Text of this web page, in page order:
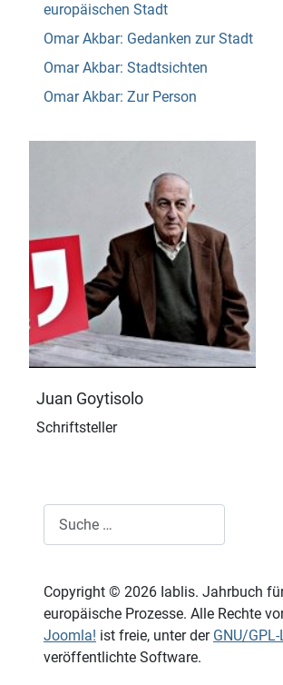
europäischen Stadt
Omar Akbar: Gedanken zur Stadt
Omar Akbar: Stadtsichten
Omar Akbar: Zur Person
Juan Goytisolo
Schriftsteller
Copyright © 2026 Iablis. Jahrbuch
europäische Prozesse. Alle Rechte
Joomla! ist freie, unter der GNU/
veröffentlichte Software.